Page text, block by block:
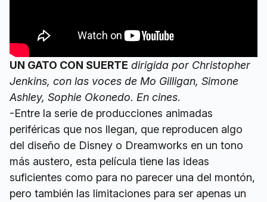
UN GATO CON SUERTE dirigida por Christopher
Jenkins, con las voces de Mo Gilligan, Simone
Ashley, Sophie Okonedo. En cines.
-Entre la serie de producciones animadas
periféricas que nos llegan, que reproducen algo
del diseño de Disney o Dreamworks en un tono
más austero, esta película tiene las ideas
suficientes como para no parecer una del montón,
pero también las limitaciones para ser apenas un